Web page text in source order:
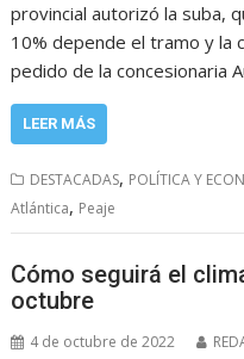
provincial autorizó la suba,
10% depende el tramo y la
pedido de la concesionaria
LEER MÁS
DESTACADAS, POLÍTICA Y
Atlántica, Peaje
Cómo seguirá el
octubre
4 de octubre de 2022